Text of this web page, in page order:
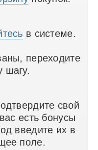
в системе.
переходите
шагу.
свой
есть бонусы
введите их в
поле.